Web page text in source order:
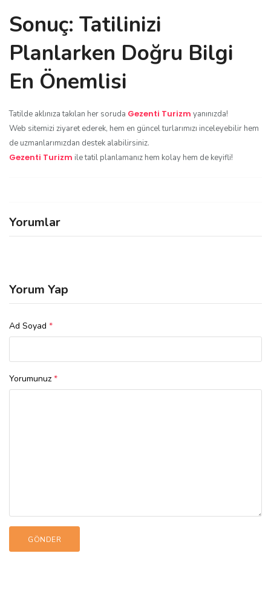
Sonuç: Tatilinizi
Planlarken Doğru Bilgi
En Önemlisi
Tatilde aklınıza takılan her soruda Gezenti Turizm yanınızda!
Web sitemizi ziyaret ederek, hem en güncel turlarımızı inceleyebilir hem
de uzmanlarımızdan destek alabilirsiniz.
Gezenti Turizm ile tatil planlamanız hem kolay hem de keyifli!
Yorumlar
Yorum Yap
Ad Soyad *
Yorumunuz *
GÖNDER